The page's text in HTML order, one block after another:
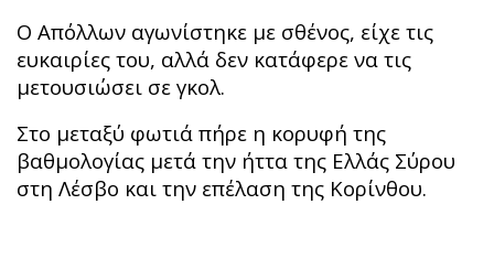
Ο Απόλλων αγωνίστηκε με σθένος, είχε τις
ευκαιρίες του, αλλά δεν κατάφερε να τις
μετουσιώσει σε γκολ.
Στο μεταξύ φωτιά πήρε η κορυφή της
βαθμολογίας μετά την ήττα της Ελλάς Σύρου
στη Λέσβο και την επέλαση της Κορίνθου.